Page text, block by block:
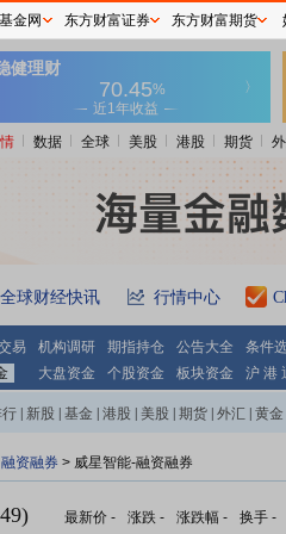
数据 全球 美股 港股 期货
全球财经快讯 行情中心
易 机构调研 期指持仓 公告大全 条件
大盘资金 个股资金 板块资金 沪 港
新股 基金 港股 美股 期货 外汇 黄金
融资融券 > 威星智能-融资融券
最新价 - 涨跌 - 涨跌幅 - 换手 -
金网 东方财富证券 东方财富期货